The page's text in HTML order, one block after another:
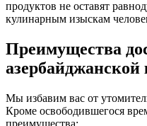
продуктов не оставят
кулинарным изыскам
Преимущества
Мы избавим вас от
Кроме освободившегося
преимущества: